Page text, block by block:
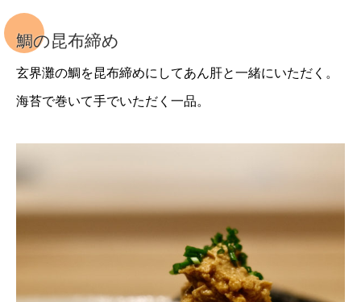
鯛の昆布締め
玄界灘の鯛を昆布締めにしてあん肝と一緒にいただく。
海苔で巻いて手でいただく一品。